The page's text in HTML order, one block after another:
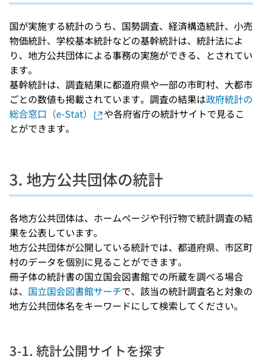
国が実施する統計のうち、国勢調査、経済構造統計、小売
物価統計、学校基本統計などの基幹統計は、統計法によ
り、地方公共団体による事務の実施ができる、とされてい
ます。
基幹統計は、調査結果に都道府県や一部の市町村、大都市
ごとの数値も掲載されています。調査の結果は政府統計の
総合窓口（e-Stat）
や各府省庁の統計サイトで見るこ
とができます。
3. 地方公共団体の統計
各地方公共団体は、ホームページや刊行物で統計調査の結
果を公表しています。
地方公共団体が公開している統計では、都道府県、市区町
村のデータを個別に見ることができます。
冊子体の統計書の国立国会図書館での所蔵を調べる場合
は、 国立国会図書館サーチで、該当の統計調査名と対象の
地方公共団体名をキーワードにして検索してください。
3-1. 統計公開サイトを探す